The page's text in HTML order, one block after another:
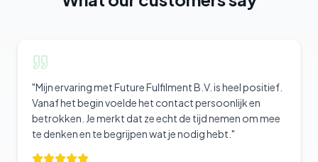
"Mijn ervaring met Future Fulfilment B.V. is heel positief.
Vanaf het begin voelde het contact persoonlijk en
betrokken. Je merkt dat ze echt de tijd nemen om mee
te denken en te begrijpen wat je nodig hebt. "